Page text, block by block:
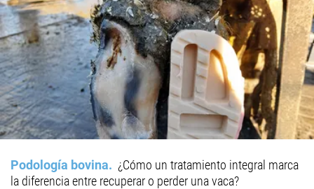
Podología bovina
¿Cómo un tratamiento integral marca
la diferencia entre recuperar o perder una vaca?